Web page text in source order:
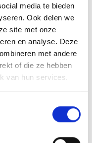
media te bieden
Ook delen we
site met onze
en analyse. Deze
met andere
of die ze hebben
van hun services.